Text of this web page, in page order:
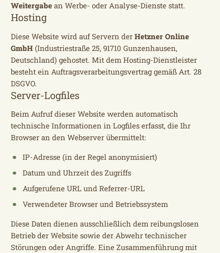
Weitergabe an Werbe- oder Analyse-Dienste statt.
Hosting
Diese Website wird auf Servern derHetzner Online
GmbH (Industriestraße 25, 91710 Gunzenhausen,
Deutschland) gehostet. Mit dem Hosting-Dienstleister
besteht ein Auftragsverarbeitungsvertrag gemäß Art. 28
DSGVO.
Server-Logfiles
Beim Aufruf dieser Website werden automatisch
technische Informationen in Logfiles erfasst, die Ihr
Browser an den Webserver übermittelt:
IP-Adresse (in der Regel anonymisiert)
Datum und Uhrzeit des Zugriffs
Aufgerufene URL und Referrer-URL
Verwendeter Browser und Betriebssystem
Diese Daten dienen ausschließlich dem reibungslosen
Betrieb der Website sowie der Abwehr technischer
Störungen oder Angriffe. Eine Zusammenführung mit